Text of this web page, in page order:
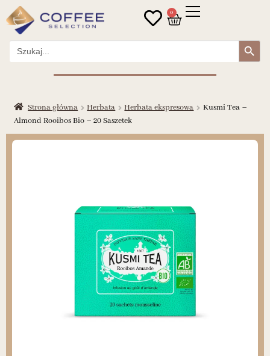
0
Search
for:
Search Button
Strona główna Herbata Herbata ekspresowa
Kusmi Tea –
Almond Rooibos Bio – 20 Saszetek